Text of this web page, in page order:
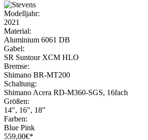
Modelljahr:
2021
Material:
Aluminium 6061 DB
Gabel:
SR Suntour XCM HLO
Bremse:
Shimano BR-MT200
Schaltung:
Shimano Acera RD-M360-SGS, 16fach
Größen:
14", 16", 18"
Farben:
Blue Pink
559,00€*